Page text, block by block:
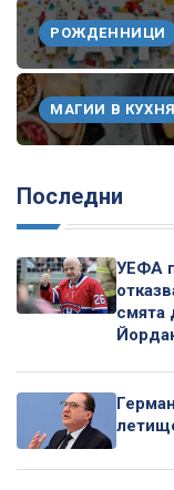
РОЖДЕННИЦИ
МАГИИ В
Последни
УЕФА
смята